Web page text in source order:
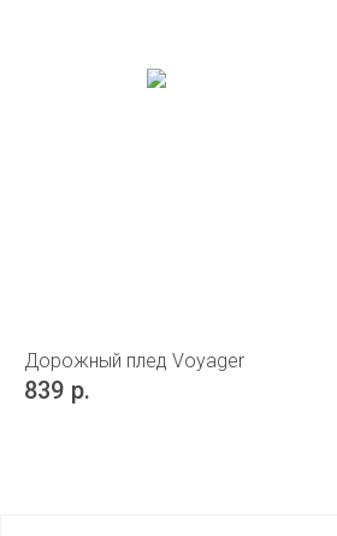
Дорожный плед Voyager
839 р.